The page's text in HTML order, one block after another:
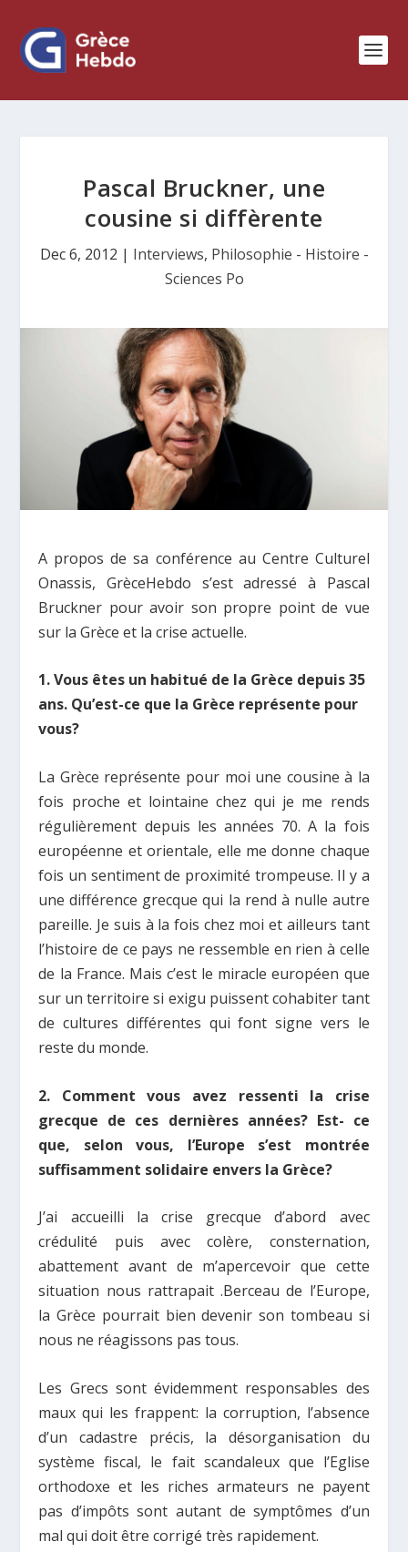
Pascal Bruckner, une
cousine si diffèrente
Dec 6, 2012 | Interviews, Philosophie - Histoire -
Sciences Po
A propos de sa conférence au Centre Culturel
Onassis, GrèceHebdo s’est adressé à Pascal
Bruckner pour avoir son propre point de vue
sur la Grèce et la crise actuelle.
1. Vous êtes un habitué de la Grèce depuis 35
ans. Qu’est-ce que la Grèce représente pour
vous?
La Grèce représente pour moi une cousine à la
fois proche et lointaine chez qui je me rends
régulièrement depuis les années 70. A la fois
européenne et orientale, elle me donne chaque
fois un sentiment de proximité trompeuse. Il y a
une différence grecque qui la rend à nulle autre
pareille. Je suis à la fois chez moi et ailleurs tant
l’histoire de ce pays ne ressemble en rien à celle
de la France. Mais c’est le miracle européen que
sur un territoire si exigu puissent cohabiter tant
de cultures différentes qui font signe vers le
reste du monde.
2. Comment vous avez ressenti la crise
grecque de ces dernières années? Est- ce
que, selon vous, l’Europe s’est montrée
suffisamment solidaire envers la Grèce?
J’ai accueilli la crise grecque d’abord avec
crédulité puis avec colère, consternation,
abattement avant de m’apercevoir que cette
situation nous rattrapait .Berceau de l’Europe,
la Grèce pourrait bien devenir son tombeau si
nous ne réagissons pas tous.
Les Grecs sont évidemment responsables des
maux qui les frappent: la corruption, l’absence
d’un cadastre précis, la désorganisation du
système fiscal, le fait scandaleux que l’Eglise
orthodoxe et les riches armateurs ne payent
pas d’impôts sont autant de symptômes d’un
mal qui doit être corrigé très rapidement.